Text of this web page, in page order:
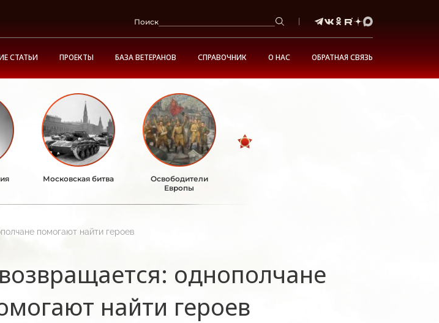
Поиск
СТАТЬИ ПРОЕКТЫ БАЗА ВЕТЕРАНОВ СПРАВОЧНИК О НАС ОБРАТНАЯ СВЯЗЬ
Московская битва
Освободители
Европы
помогают найти героев
однополчане
найти героев